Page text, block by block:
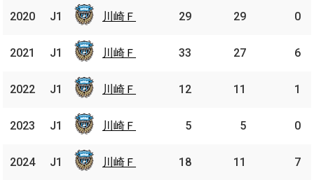
2020 J1
川崎
Ｆ
29 29 0
2021 J1
川崎
Ｆ
33 27 6
2022 J1
川崎
Ｆ
12 11 1
2023 J1
川崎
Ｆ
5 5 0
2024 J1
川崎
Ｆ
18 11 7
2020 J1 川崎Ｆ
2021 J1 川崎Ｆ
2022 J1 川崎Ｆ
2023 J1 川崎Ｆ
2024 J1 川崎Ｆ